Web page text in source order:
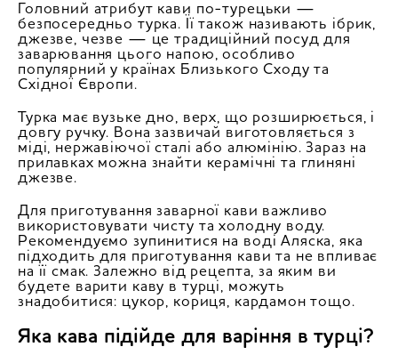
Головний атрибут кави по-турецьки —
безпосередньо турка. Її також називають ібрик,
джезве, чезве — це традиційний посуд для
заварювання цього напою, особливо
популярний у країнах Близького Сходу та
Східної Європи.
Турка має вузьке дно, верх, що розширюється, і
довгу ручку. Вона зазвичай виготовляється з
міді, нержавіючої сталі або алюмінію. Зараз на
прилавках можна знайти керамічні та глиняні
джезве.
Для приготування заварної кави важливо
використовувати чисту та холодну воду.
Рекомендуємо зупинитися на воді Аляска, яка
підходить для приготування кави та не впливає
на її смак. Залежно від рецепта, за яким ви
будете варити каву в турці, можуть
знадобитися: цукор, кориця, кардамон тощо.
Яка кава підійде для варіння в турці?